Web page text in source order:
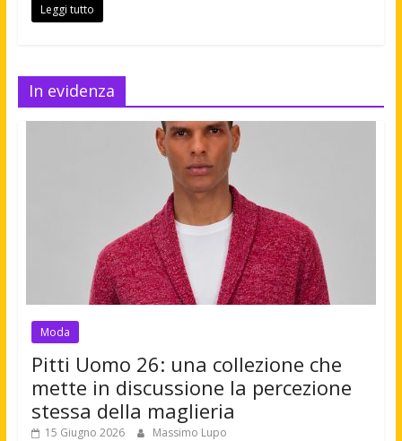
Leggi tutto
In evidenza
Moda
Pitti Uomo 26: una collezione che
mette in discussione la percezione
stessa della maglieria
15 Giugno 2026 Massimo Lupo